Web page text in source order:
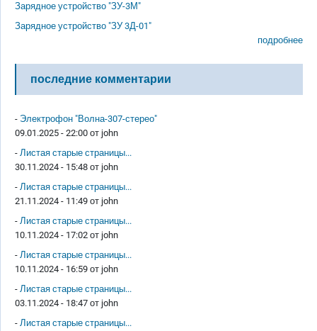
Зарядное устройство "ЗУ-3М"
Зарядное устройство "ЗУ 3Д-01"
подробнее
последние комментарии
- Электрофон "Волна-307-стерео"
09.01.2025 - 22:00 от john
- Листая старые страницы...
30.11.2024 - 15:48 от john
- Листая старые страницы...
21.11.2024 - 11:49 от john
- Листая старые страницы...
10.11.2024 - 17:02 от john
- Листая старые страницы...
10.11.2024 - 16:59 от john
- Листая старые страницы...
03.11.2024 - 18:47 от john
- Листая старые страницы...